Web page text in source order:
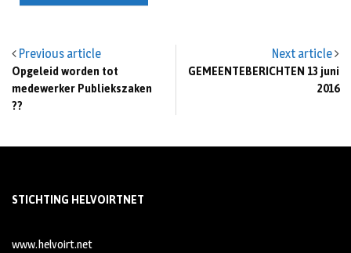
Previous article
Opgeleid worden tot
medewerker Publiekszaken
??
Next article
GEMEENTEBERICHTEN 13 juni
2016
STICHTING HELVOIRTNET
www.helvoirt.net